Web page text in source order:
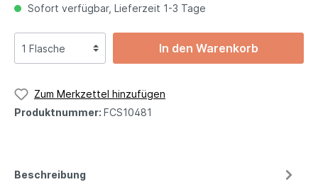
Sofort verfügbar, Lieferzeit 1-3 Tage
In den Warenkorb
Zum Merkzettel hinzufügen
Produktnummer: FCS10481
Beschreibung